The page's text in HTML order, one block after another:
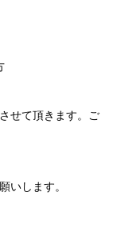
せて頂きます。ご
いします。